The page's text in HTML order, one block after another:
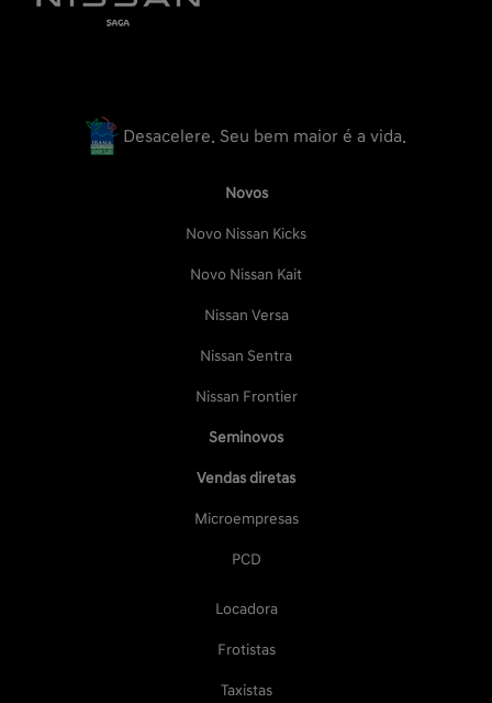
Desacelere. Seu bem maior é a vida.
Novos
Novo Nissan Kicks
Novo Nissan Kait
Nissan Versa
Nissan Sentra
Nissan Frontier
Seminovos
Vendas diretas
Microempresas
PCD
Locadora
Frotistas
Taxistas